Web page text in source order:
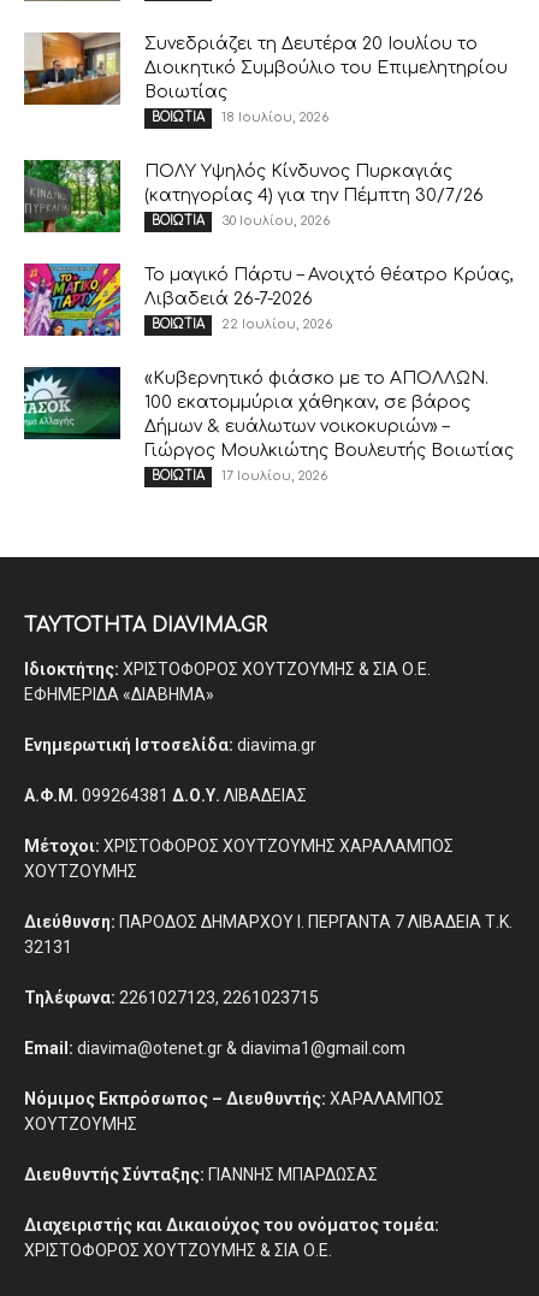
Συνεδριάζει τη Δευτέρα 20 Ιουλίου το
Διοικητικό Συμβούλιο του Επιμελητηρίου
Βοιωτίας
ΒΟΙΩΤΙΑ 18 Ιουλίου, 2026
ΠΟΛΥ Υψηλός Κίνδυνος Πυρκαγιάς
(κατηγορίας 4) για την Πέμπτη 30/7/26
ΒΟΙΩΤΙΑ 30 Ιουλίου, 2026
Το μαγικό Πάρτυ – Ανοιχτό θέατρο Κρύας,
Λιβαδειά 26-7-2026
ΒΟΙΩΤΙΑ 22 Ιουλίου, 2026
«Κυβερνητικό φιάσκο με το ΑΠΟΛΛΩΝ.
100 εκατομμύρια χάθηκαν, σε βάρος
Δήμων & ευάλωτων νοικοκυριών» –
Γιώργος Μουλκιώτης Βουλευτής Βοιωτίας
ΒΟΙΩΤΙΑ 17 Ιουλίου, 2026
ΤΑΥΤΟΤΗΤΑ DIAVIMA.GR
Ιδιοκτήτης: ΧΡΙΣΤΟΦΟΡΟΣ ΧΟΥΤΖΟΥΜΗΣ & ΣΙΑ Ο.Ε.
ΕΦΗΜΕΡΙΔΑ «ΔΙΑΒΗΜΑ»
Ενημερωτική Ιστοσελίδα: diavima.gr
Α.Φ.Μ. 099264381 Δ.Ο.Υ. ΛΙΒΑΔΕΙΑΣ
Μέτοχοι: ΧΡΙΣΤΟΦΟΡΟΣ ΧΟΥΤΖΟΥΜΗΣ ΧΑΡΑΛΑΜΠΟΣ
ΧΟΥΤΖΟΥΜΗΣ
Διεύθυνση: ΠΑΡΟΔΟΣ ΔΗΜΑΡΧΟΥ Ι. ΠΕΡΓΑΝΤΑ 7 ΛΙΒΑΔΕΙΑ Τ.Κ.
32131
Τηλέφωνα: 2261027123, 2261023715
Email: diavima@otenet.gr & diavima1@gmail.com
Νόμιμος Εκπρόσωπος – Διευθυντής: ΧΑΡΑΛΑΜΠΟΣ
ΧΟΥΤΖΟΥΜΗΣ
Διευθυντής Σύνταξης: ΓΙΑΝΝΗΣ ΜΠΑΡΔΩΣΑΣ
Διαχειριστής και Δικαιούχος του ονόματος τομέα:
ΧΡΙΣΤΟΦΟΡΟΣ ΧΟΥΤΖΟΥΜΗΣ & ΣΙΑ Ο.Ε.